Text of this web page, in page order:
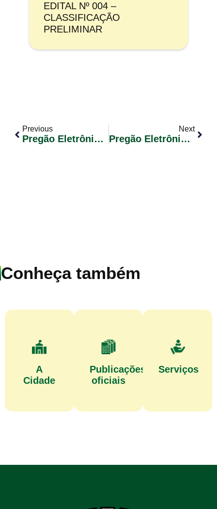
EDITAL Nº 004 –
CLASSIFICAÇÃO
PRELIMINAR
Previous
Pregão Eletrônico Nº 050/2017 – REVOGADO
Next
Pregão Eletrônico Nº 051/2017 – RP
Conheça também
A
Cidade
Publicações
oficiais
Serviços